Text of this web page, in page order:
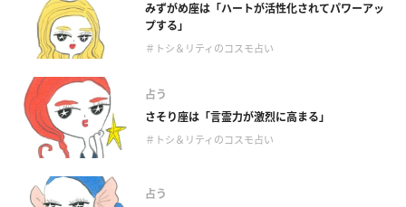
みずがめ座は「ハートが活性化されてパワーアッ
プする」
＃トシ＆リティのコスモ占い
占う
さそり座は「言霊力が激烈に高まる」
＃トシ＆リティのコスモ占い
占う